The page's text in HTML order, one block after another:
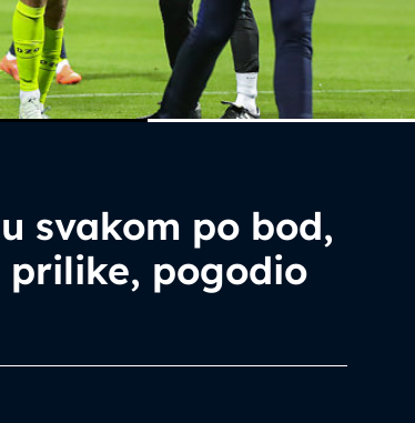
svakom po bod,
prilike, pogodio